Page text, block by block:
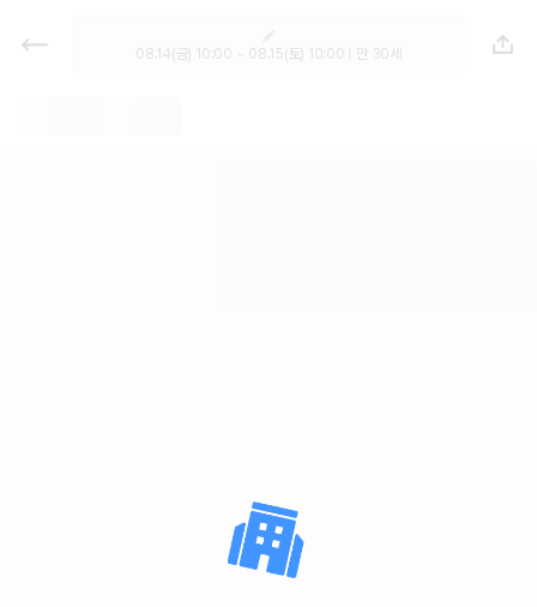
렌트카 추천 | 최저가 한눈에 비교 렌
터카 카모아08.14(금) 10:00 ~ 08.15(토) 10:00 | 만 30세